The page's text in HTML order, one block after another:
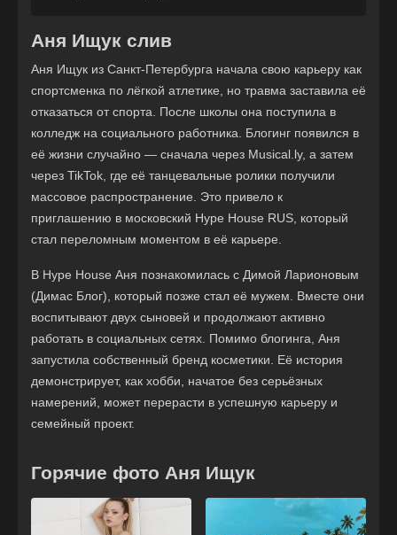
Аня Ищук слив
Аня Ищук из Санкт-Петербурга начала свою карьеру как
спортсменка по лёгкой атлетике, но травма заставила её
отказаться от спорта. После школы она поступила в
колледж на социального работника. Блогинг появился в
её жизни случайно — сначала через Musical.ly, а затем
через TikTok, где её танцевальные ролики получили
массовое распространение. Это привело к
приглашению в московский Hype House RUS, который
стал переломным моментом в её карьере.
В Hype House Аня познакомилась с Димой Ларионовым
(Димас Блог), который позже стал её мужем. Вместе они
воспитывают двух сыновей и продолжают активно
работать в социальных сетях. Помимо блогинга, Аня
запустила собственный бренд косметики. Её история
демонстрирует, как хобби, начатое без серьёзных
намерений, может перерасти в успешную карьеру и
семейный проект.
Горячие фото Аня Ищук